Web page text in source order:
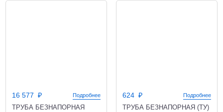
16 577 Подробнее
ТРУБА БЕЗНАПОРНАЯ
624 Подробнее
ТРУБА БЕЗНАПОРНАЯ (ТУ)